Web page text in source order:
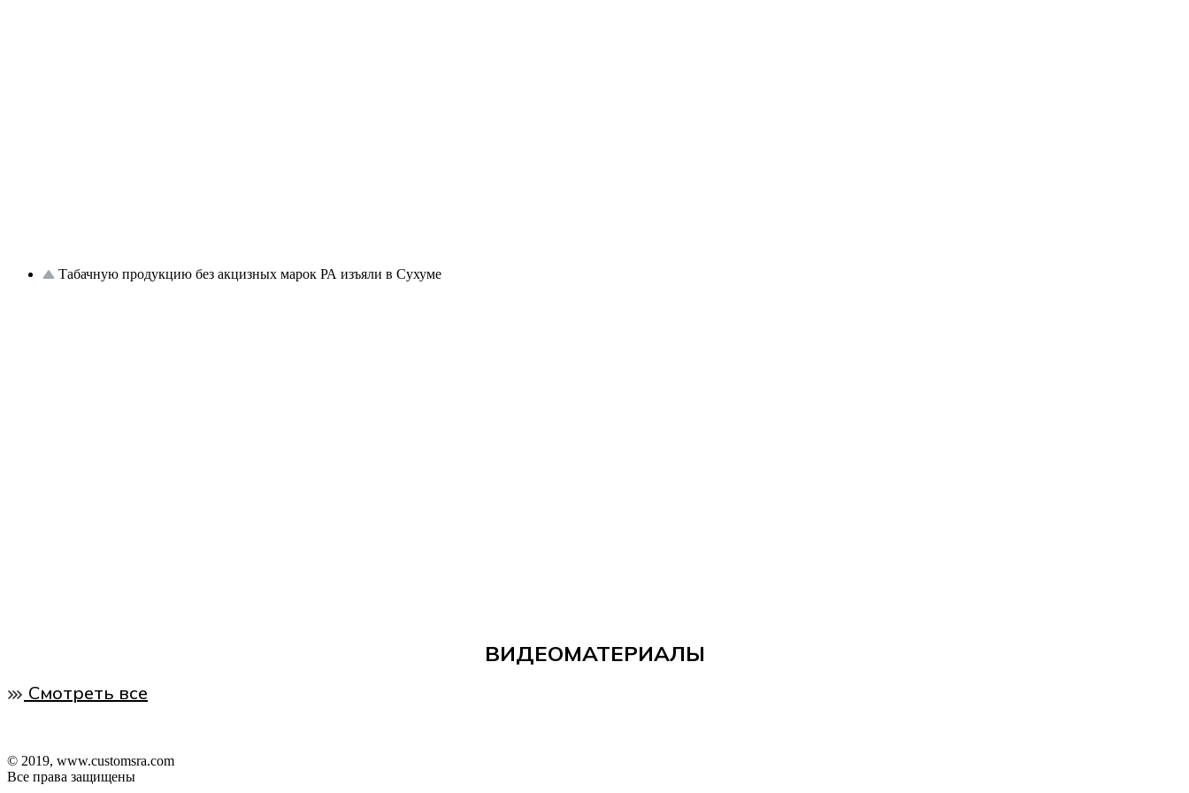
Табачную продукцию без акцизных марок РА изъяли в Сухуме
ВИДЕОМАТЕРИАЛЫ
Смотреть все
© 2019, www.customsra.com
Все права защищены